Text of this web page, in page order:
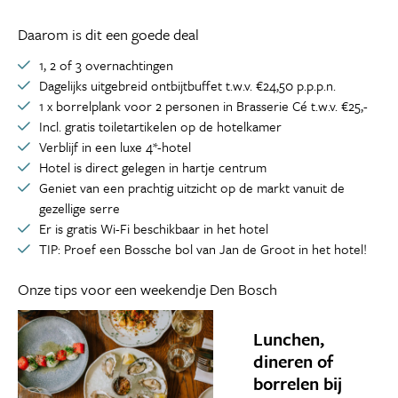
Daarom is dit een goede deal
1, 2 of 3 overnachtingen
Dagelijks uitgebreid ontbijtbuffet t.w.v. €24,50 p.p.p.n.
1 x borrelplank voor 2 personen in Brasserie Cé t.w.v. €25,-
Incl. gratis toiletartikelen op de hotelkamer
Verblijf in een luxe 4*-hotel
Hotel is direct gelegen in hartje centrum
Geniet van een prachtig uitzicht op de markt vanuit de
gezellige serre
Er is gratis Wi-Fi beschikbaar in het hotel
TIP: Proef een Bossche bol van Jan de Groot in het hotel!
Onze tips voor een weekendje Den Bosch
Lunchen,
dineren of
borrelen bij